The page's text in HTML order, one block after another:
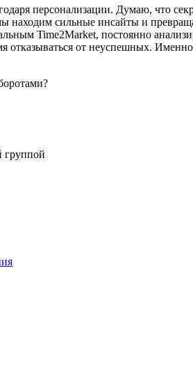
персонализации. Думаю, что
сильные инсайты и
Time2Market, постоянно
от неуспешных.
группой